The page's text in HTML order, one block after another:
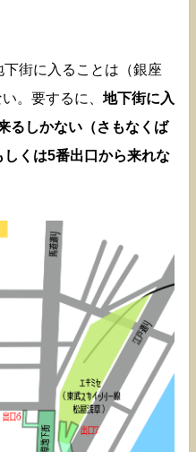
街に入ることは（銀座
。要するに、 地下街に入
るしかない（さもなくば
くは5番出口から来れな